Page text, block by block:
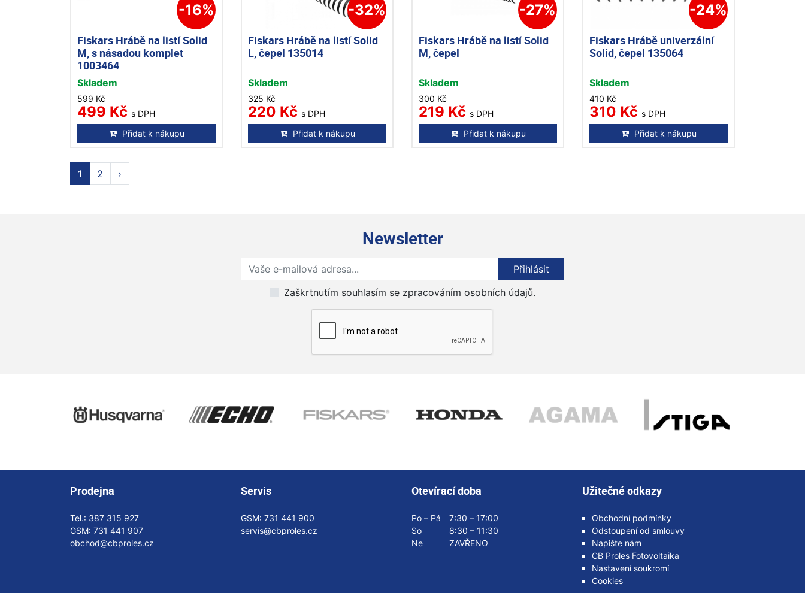
-16%
Fiskars Hrábě na listí Solid
M, s násadou komplet
1003464
Skladem
599 Kč
499 Kč s DPH
Přidat k nákupu
-32%
Fiskars Hrábě na listí Solid
L, čepel 135014
Skladem
325 Kč
220 Kč s DPH
Přidat k nákupu
-27%
Fiskars Hrábě na listí Solid
M, čepel
Skladem
300 Kč
219 Kč s DPH
Přidat k nákupu
-24%
Fiskars Hrábě univerzální
Solid, čepel 135064
Skladem
410 Kč
310 Kč s DPH
Přidat k nákupu
1 2 ›
Newsletter
Přihlaste se k odběru novinek
Přihlásit
Zaškrtnutím souhlasím se zpracováním osobních údajů.
Prodejna
Tel.: 387 315 927
GSM: 731 441 907
obchod@cbproles.cz
Servis
GSM: 731 441 900
servis@cbproles.cz
Otevírací doba
Po – Pá
7:30 – 17:00
So
8:30 – 11:30
Ne
ZAVŘENO
Užitečné odkazy
Obchodní podmínky
Odstoupení od smlouvy
Napište nám
CB Proles Fotovoltaika
Nastavení soukromí
Cookies